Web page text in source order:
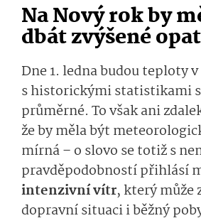
Na Nový rok by
dbát zvýšené
Dne 1. ledna budou teploty
s historickými statistikami
průměrné. To však ani
že by měla být
mírná – o slovo se totiž s
pravděpodobností přihlásí
intenzivní vítr, který
dopravní situaci i běžný